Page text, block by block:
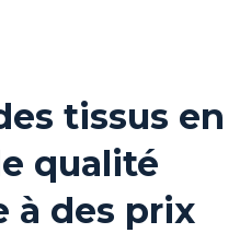
tissus en
qualité
à des prix